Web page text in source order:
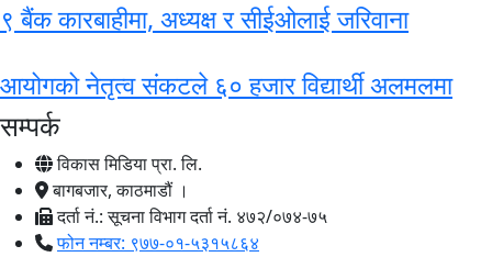
९ बैंक कारबाहीमा, अध्यक्ष र सीईओलाई जरिवाना
आयोगको नेतृत्व संकटले ६० हजार विद्यार्थी अलमलमा
सम्पर्क
विकास मिडिया प्रा. लि.
बागबजार, काठमाडौं ।
दर्ता नं.: सूचना विभाग दर्ता नं. ४७२/०७४-७५
फोन नम्बर: ९७७-०१-५३१५८६४